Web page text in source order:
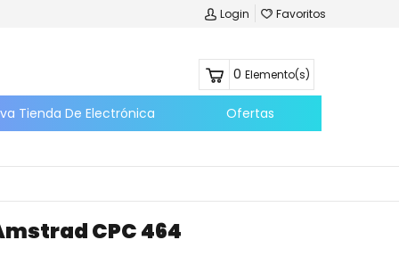
Login Favoritos
0 Elemento(s)
Tienda De Electrónica Ofertas
CPC 464